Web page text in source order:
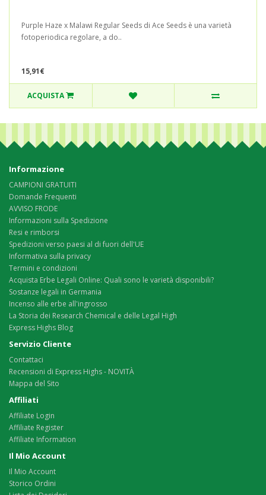
Purple Haze x Malawi Regular Seeds di Ace Seeds è una varietà
fotoperiodica regolare, a do..
15,91€
ACQUISTA
Informazione
CAMPIONI GRATUITI
Domande Frequenti
AVVISO FRODE
Informazioni sulla Spedizione
Resi e rimborsi
Spedizioni verso paesi al di fuori dell'UE
Informativa sulla privacy
Termini e condizioni
Acquista Erbe Legali Online: Quali sono le varietà disponibili?
Sostanze legali in Germania
Incenso alle erbe all'ingrosso
La Storia dei Research Chemical e delle Legal High
Express Highs Blog
Servizio Cliente
Contattaci
Recensioni di Express Highs - NOVITÀ
Mappa del Sito
Affiliati
Affiliate Login
Affiliate Register
Affiliate Information
Il Mio Account
Il Mio Account
Storico Ordini